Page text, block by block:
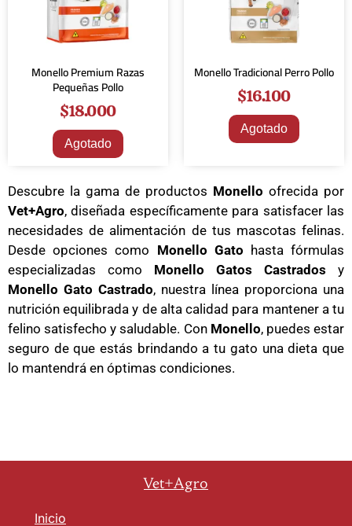
Monello Premium Razas
Pequeñas Pollo
$18.000
Agotado
Monello Tradicional Perro Pollo
$16.100
Agotado
Descubre la gama de productos Monello ofrecida por
Vet+Agro, diseñada específicamente para satisfacer las
necesidades de alimentación de tus mascotas felinas.
Desde opciones como Monello Gato hasta fórmulas
especializadas como Monello Gatos Castrados y
Monello Gato Castrado, nuestra línea proporciona una
nutrición equilibrada y de alta calidad para mantener a tu
felino satisfecho y saludable. Con Monello, puedes estar
seguro de que estás brindando a tu gato una dieta que
lo mantendrá en óptimas condiciones.
Vet+Agro
Inicio